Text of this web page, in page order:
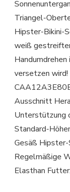
Triangel-
Hipster-Bikini-
weiß
versetzen
Ausschnitt
Unterstützung
Standard-
Gesäß
Regelmäßige
Elasthan